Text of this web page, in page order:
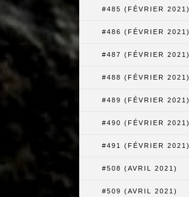
#485 (FÉVRIER 2021)
#486 (FÉVRIER 2021)
#487 (FÉVRIER 2021)
#488 (FÉVRIER 2021)
#489 (FÉVRIER 2021)
#490 (FÉVRIER 2021)
#491 (FÉVRIER 2021)
#508 (AVRIL 2021)
#509 (AVRIL 2021)